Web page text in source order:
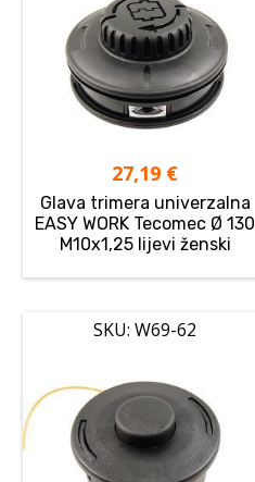
27,19 €
Glava trimera univerzalna
EASY WORK Tecomec Ø 130
M10x1,25 lijevi ženski
SKU: W69-62